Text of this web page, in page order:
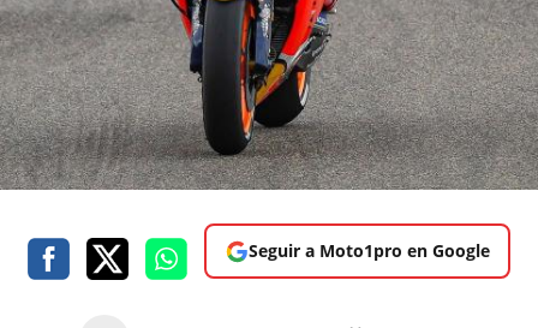
Seguir a Moto1pro en Google